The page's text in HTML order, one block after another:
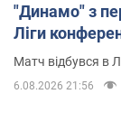
"Динамо" з
Ліги
Матч відбувся в
6.08.2026 21:56